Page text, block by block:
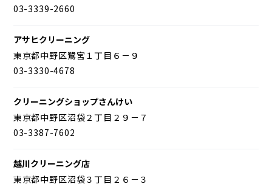
03-3339-2660
アサヒクリーニング
東京都中野区鷺宮１丁目６－９
03-3330-4678
クリーニングショップさんけい
東京都中野区沼袋２丁目２９－７
03-3387-7602
越川クリーニング店
東京都中野区沼袋３丁目２６－３